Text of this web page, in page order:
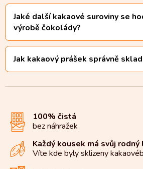
Jaké další kakaové suroviny se
výrobě čokolády?
Jak kakaový prášek správně
100% čistá
bez náhražek
Každý kousek má svůj
Víte kde byly sklizeny kakaové